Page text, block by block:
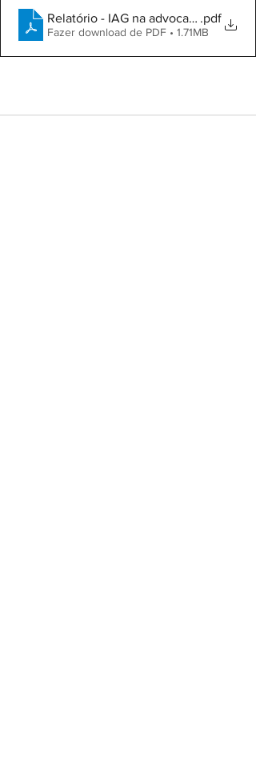
Relatório - IAG na advocacia pública 1
.pdf
Fazer download de PDF • 1.71MB